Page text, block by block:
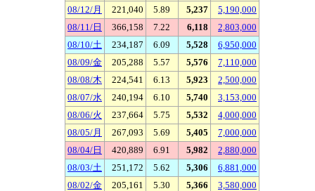
08/12/月
221,040 5.89 5,237
5,190,000
08/11/日
366,158 7.22 6,118
2,803,000
08/10/土
234,187 6.09 5,528
6,950,000
08/09/金
205,288 5.57 5,576
7,110,000
08/08/木
224,541 6.13 5,923
2,500,000
08/07/水
240,194 6.10 5,740
3,153,000
08/06/火
237,664 5.75 5,532
4,000,000
08/05/月
267,093 5.69 5,405
7,000,000
08/04/日
420,889 6.91 5,982
2,880,000
08/03/土
251,172 5.62 5,306
6,881,000
08/02/金
205,161 5.30 5,366
3,580,000